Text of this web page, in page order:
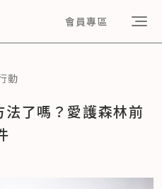
會員專區
動
了嗎？愛護森林前